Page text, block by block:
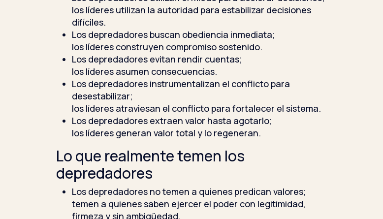
los líderes utilizan la autoridad para estabilizar decisiones
difíciles.
Los depredadores buscan obediencia inmediata;
los líderes construyen compromiso sostenido.
Los depredadores evitan rendir cuentas;
los líderes asumen consecuencias.
Los depredadores instrumentalizan el conflicto para
desestabilizar;
los líderes atraviesan el conflicto para fortalecer el sistema.
Los depredadores extraen valor hasta agotarlo;
los líderes generan valor total y lo regeneran.
Lo que realmente temen los
depredadores
Los depredadores no temen a quienes predican valores;
temen a quienes saben ejercer el poder con legitimidad,
firmeza y sin ambigüedad.